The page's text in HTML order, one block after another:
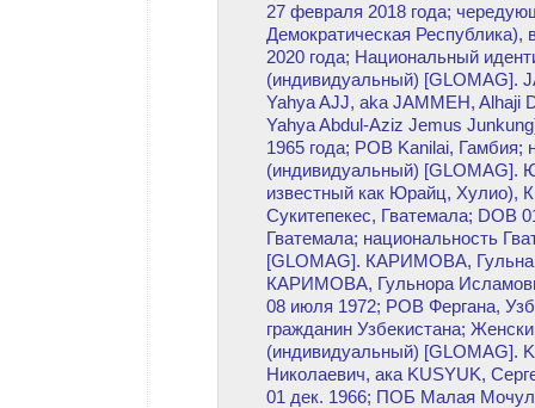
27 февраля 2018 года;
Демократическая
2020 года; Национальный
(индивидуальный) [GLOMAG].
Yahya AJJ, aka JAMMEH, Alhaji
Yahya Abdul-Aziz Jemus
1965 года; POB Kanilai,
(индивидуальный)
известный как Юрайц, Хулио),
Сукитепекес, Гватемала; DOB
Гватемала; национальность
[GLOMAG]. КАРИМОВА,
КАРИМОВА, Гульнора
08 июля 1972; POB Фергана,
гражданин Узбекистана;
(индивидуальный) [GLOMAG].
Николаевич, ака KUSYUK,
01 дек. 1966; ПОБ Малая